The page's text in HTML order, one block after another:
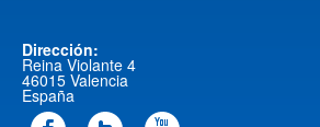
Dirección:
Reina Violante 4
46015 Valencia
España